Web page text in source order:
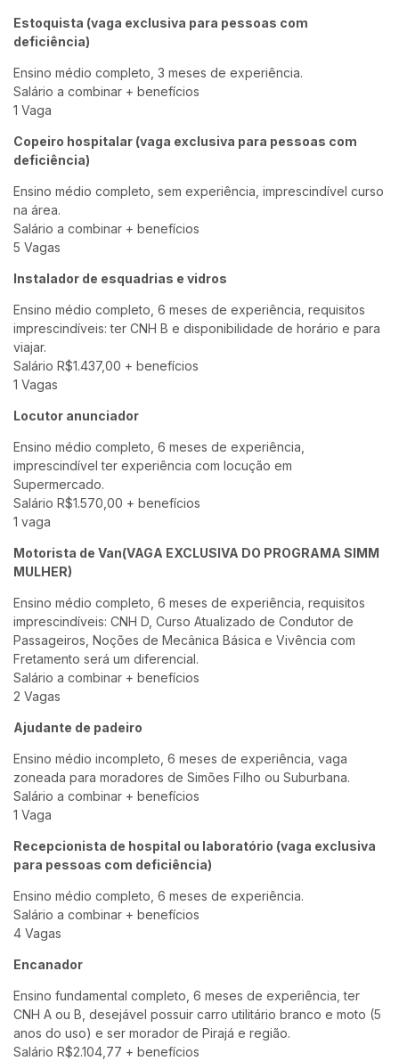
Estoquista (vaga exclusiva para pessoas com
deficiência)
Ensino médio completo, 3 meses de experiência.
Salário a combinar + benefícios
1 Vaga
Copeiro hospitalar (vaga exclusiva para pessoas com
deficiência)
Ensino médio completo, sem experiência, imprescindível curso
na área.
Salário a combinar + benefícios
5 Vagas
Instalador de esquadrias e vidros
Ensino médio completo, 6 meses de experiência, requisitos
imprescindíveis: ter CNH B e disponibilidade de horário e para
viajar.
Salário R$1.437,00 + benefícios
1 Vagas
Locutor anunciador
Ensino médio completo, 6 meses de experiência,
imprescindível ter experiência com locução em
Supermercado.
Salário R$1.570,00 + benefícios
1 vaga
Motorista de Van(VAGA EXCLUSIVA DO PROGRAMA SIMM
MULHER)
Ensino médio completo, 6 meses de experiência, requisitos
imprescindíveis: CNH D, Curso Atualizado de Condutor de
Passageiros, Noções de Mecânica Básica e Vivência com
Fretamento será um diferencial.
Salário a combinar + benefícios
2 Vagas
Ajudante de padeiro
Ensino médio incompleto, 6 meses de experiência, vaga
zoneada para moradores de Simões Filho ou Suburbana.
Salário a combinar + benefícios
1 Vaga
Recepcionista de hospital ou laboratório (vaga exclusiva
para pessoas com deficiência)
Ensino médio completo, 6 meses de experiência.
Salário a combinar + benefícios
4 Vagas
Encanador
Ensino fundamental completo, 6 meses de experiência, ter
CNH A ou B, desejável possuir carro utilitário branco e moto (5
anos do uso) e ser morador de Pirajá e região.
Salário R$2.104,77 + benefícios